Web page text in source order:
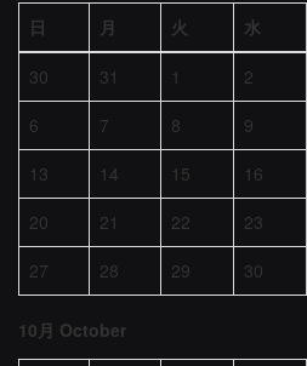
日 月 火 水
30 31 1 2
6
7 8 9
13
14 15 16
20
21 22 23
27
28 29 30
10月 October